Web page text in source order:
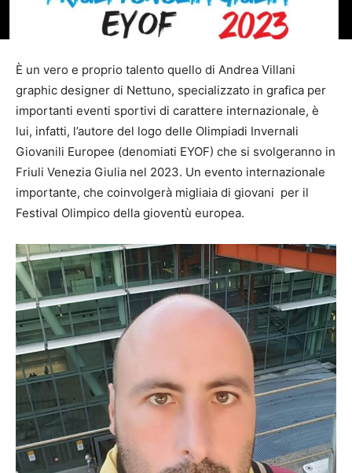
È un vero e proprio talento quello di Andrea Villani
graphic designer di Nettuno, specializzato in grafica per
importanti eventi sportivi di carattere internazionale, è
lui, infatti, l’autore del logo delle Olimpiadi Invernali
Giovanili Europee (denomiati EYOF) che si svolgeranno in
Friuli Venezia Giulia nel 2023. Un evento internazionale
importante, che coinvolgerà migliaia di giovani per il
Festival Olimpico della gioventù europea.